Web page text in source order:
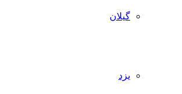
گیلان
یزد